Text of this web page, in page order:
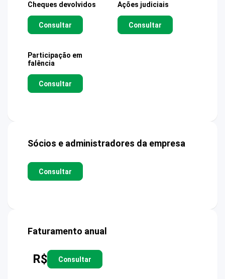
Cheques devolvidos
Consultar
Ações judiciais
Consultar
Participação em
falência
Consultar
Sócios e administradores da empresa
Consultar
Faturamento anual
R$ Consultar